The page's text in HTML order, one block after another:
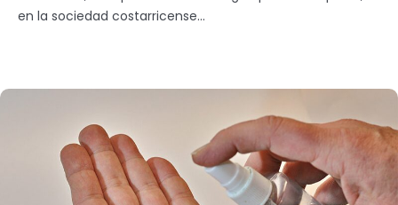
en la sociedad costarricense...